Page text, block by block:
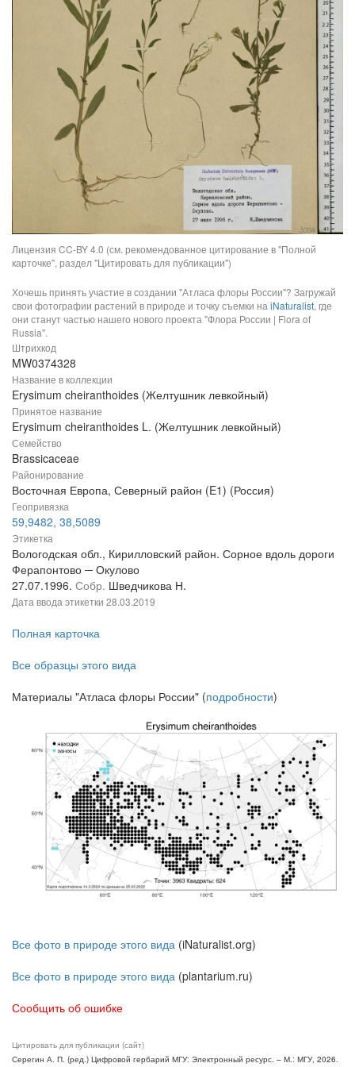
Лицензия CC-BY 4.0 (см. рекомендованное цитирование в "Полной
карточке", раздел "Цитировать для публикации")
Хочешь принять участие в создании "Атласа флоры России"? Загружай
свои фотографии растений в природе и точку съемки на iNaturalist, где
они станут частью нашего нового проекта "Флора России | Flora of
Russia".
Штрихкод
MW0374328
Название в коллекции
Erysimum cheiranthoides (Желтушник левкойный)
Принятое название
Erysimum cheiranthoides L. (Желтушник левкойный)
Семейство
Brassicaceae
Районирование
Восточная Европа, Северный район (E1) (Россия)
Геопривязка
59,9482, 38,5089
Этикетка
Вологодская обл., Кирилловский район. Сорное вдоль дороги
Ферапонтово ─ Окулово
27.07.1996. Собр. Шведчикова Н.
Дата ввода этикетки 28.03.2019
Полная карточка
Все образцы этого вида
Материалы "Атласа флоры России" (подробности)
Все фото в природе этого вида (iNaturalist.org)
Все фото в природе этого вида (plantarium.ru)
Сообщить об ошибке
Цитировать для публикации (сайт)
Серегин А. П. (ред.) Цифровой гербарий МГУ: Электронный ресурс. – М.: МГУ, 2026.